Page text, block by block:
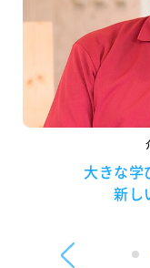
大きな学
新し